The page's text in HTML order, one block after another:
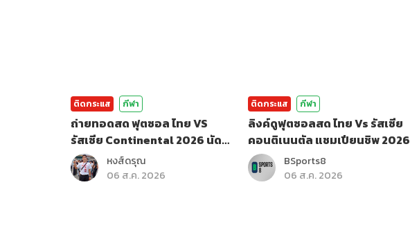
ติดกระแส กีฬา
ถ่ายทอดสด ฟุตซอล ไทย VS
รัสเซีย Continental 2026 นัด
สุดท้าย
หงส์ดรุณ
06 ส.ค. 2026
ติดกระแส กีฬา
ลิงค์ดูฟุตซอลสด ไทย Vs รัสเซีย
คอนติเนนตัล แชมเปียนชิพ 2026
BSports8
06 ส.ค. 2026